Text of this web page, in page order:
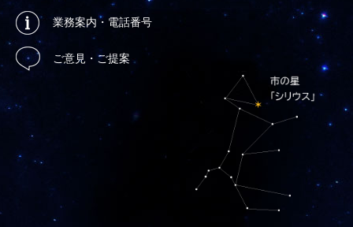
業務案内・電話番号
ご意見・ご提案